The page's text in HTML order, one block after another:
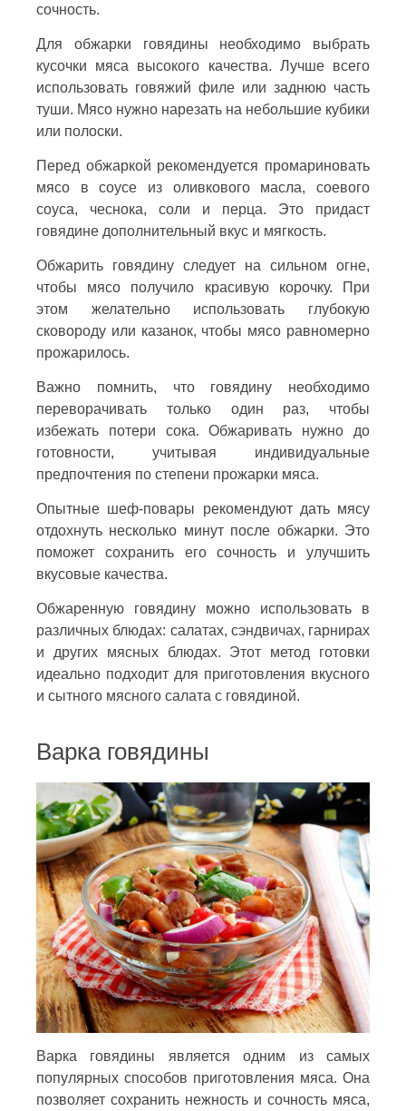
сочность.
Для обжарки говядины необходимо выбрать
кусочки мяса высокого качества. Лучше всего
использовать говяжий филе или заднюю часть
туши. Мясо нужно нарезать на небольшие кубики
или полоски.
Перед обжаркой рекомендуется промариновать
мясо в соусе из оливкового масла, соевого
соуса, чеснока, соли и перца. Это придаст
говядине дополнительный вкус и мягкость.
Обжарить говядину следует на сильном огне,
чтобы мясо получило красивую корочку. При
этом желательно использовать глубокую
сковороду или казанок, чтобы мясо равномерно
прожарилось.
Важно помнить, что говядину необходимо
переворачивать только один раз, чтобы
избежать потери сока. Обжаривать нужно до
готовности, учитывая индивидуальные
предпочтения по степени прожарки мяса.
Опытные шеф-повары рекомендуют дать мясу
отдохнуть несколько минут после обжарки. Это
поможет сохранить его сочность и улучшить
вкусовые качества.
Обжаренную говядину можно использовать в
различных блюдах: салатах, сэндвичах, гарнирах
и других мясных блюдах. Этот метод готовки
идеально подходит для приготовления вкусного
и сытного мясного салата с говядиной.
Варка говядины
Варка говядины является одним из самых
популярных способов приготовления мяса. Она
позволяет сохранить нежность и сочность мяса,